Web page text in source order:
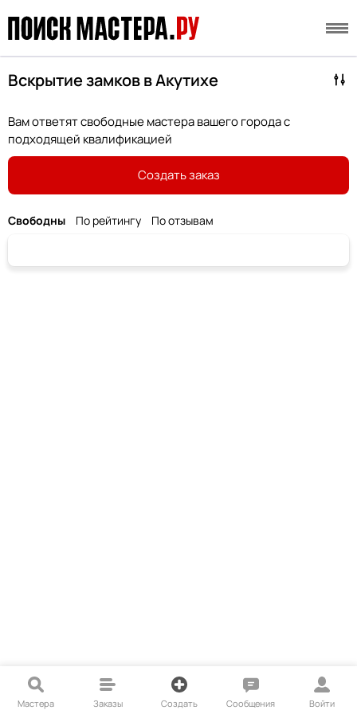
Вскрытие замков в Акутихе
Вам ответят свободные мастера вашего города с
подходящей квалификацией
Создать заказ
Свободны По рейтингу По отзывам
Мастера Заказы Создать Сообщения Войти